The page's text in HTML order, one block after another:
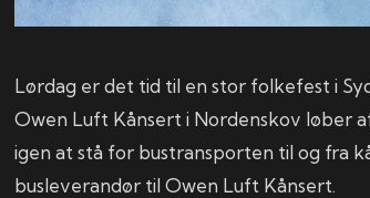
Lørdag er det tid til en stor folkefest i
Owen Luft Kånsert i Nordenskov løber
igen at stå for bustransporten til og fra
busleverandør til Owen Luft Kånsert.